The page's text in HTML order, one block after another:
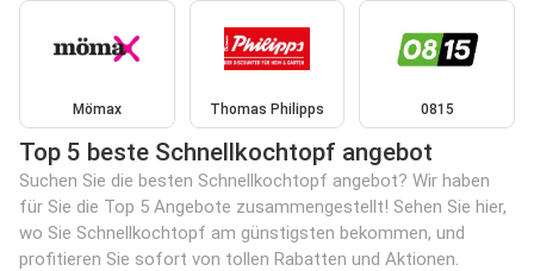
Mömax Thomas Philipps 0815
Top 5 beste Schnellkochtopf angebot
Suchen Sie die besten Schnellkochtopf angebot? Wir haben
für Sie die Top 5 Angebote zusammengestellt! Sehen Sie hier,
wo Sie Schnellkochtopf am günstigsten bekommen, und
profitieren Sie sofort von tollen Rabatten und Aktionen.